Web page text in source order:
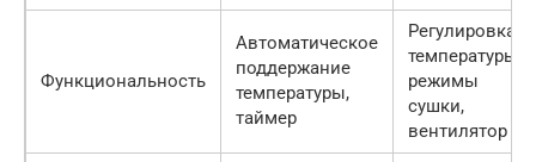
Функциональность
Автоматическое
поддержание
температуры,
таймер
Регулировка
температуры,
режимы
сушки,
вентилятор